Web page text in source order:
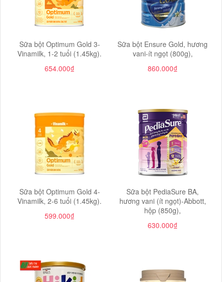
Sữa bột Optimum Gold 3-
Vinamilk, 1-2 tuổi (1.45kg).
654.000₫
Sữa bột Ensure Gold, hương
vani-ít ngọt (800g),
860.000₫
Sữa bột Optimum Gold 4-
Vinamilk, 2-6 tuổi (1.45kg).
599.000₫
Sữa bột PediaSure BA,
hương vani (ít ngọt)-Abbott,
hộp (850g),
630.000₫